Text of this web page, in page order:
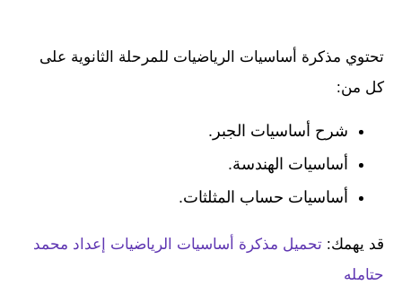
تحتوي مذكرة أساسيات الرياضيات للمرحلة الثانوية على
كل من:
شرح أساسيات الجبر.
أساسيات الهندسة.
أساسيات حساب المثلثات.
قد يهمك: تحميل مذكرة أساسيات الرياضيات إعداد محمد
حتامله